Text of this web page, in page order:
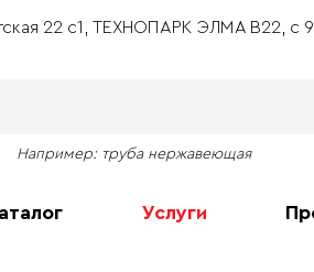
22 с1, ТЕХНОПАРК ЭЛМА В22, с
Например: труба нержавеющая
Услуги